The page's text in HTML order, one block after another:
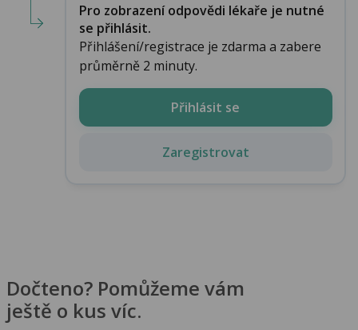
Pro zobrazení odpovědi lékaře je nutné
se přihlásit.
Přihlášení/registrace je zdarma a zabere
průměrně 2 minuty.
Přihlásit se
Zaregistrovat
Dočteno? Pomůžeme vám
ještě o kus víc.